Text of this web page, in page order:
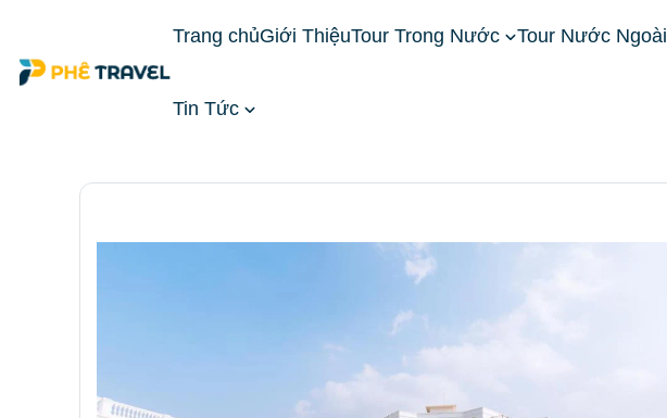
Trang chủGiới ThiệuTour Trong Nước Tour Nước Ngoài
Tin Tức
Đặt Phòng Khách Sạn